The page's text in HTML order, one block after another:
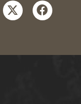
twitter